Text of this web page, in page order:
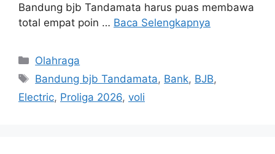
Bandung bjb Tandamata harus puas membawa
total empat poin … Baca Selengkapnya
Kategori
Olahraga
Tag
Bandung bjb Tandamata, Bank, BJB,
Electric, Proliga 2026, voli